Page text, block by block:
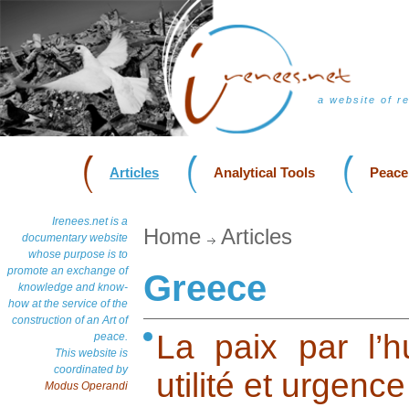
a website of
Articles Analytical Tools
Irenees.net is a
documentary website
whose purpose is to
promote an exchange of
knowledge and know-
how at the service of the
construction of an Art of
peace.
This website is
coordinated by
Modus Operandi
Home Articles
Greece
La paix par
utilité et urgence